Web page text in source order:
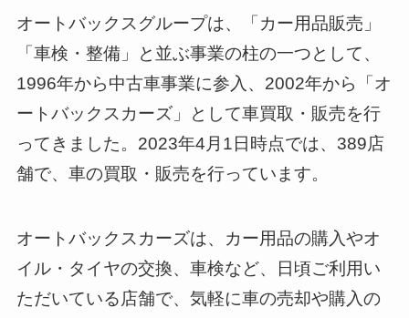
オートバックスグループは、「カー用品販売」
「車検・整備」と並ぶ事業の柱の一つとして、
1996年から中古車事業に参入、2002年から「オ
ートバックスカーズ」として車買取・販売を行
ってきました。2023年4月1日時点では、389店
舗で、車の買取・販売を行っています。
オートバックスカーズは、カー用品の購入やオ
イル・タイヤの交換、車検など、日頃ご利用い
ただいている店舗で、気軽に車の売却や購入の